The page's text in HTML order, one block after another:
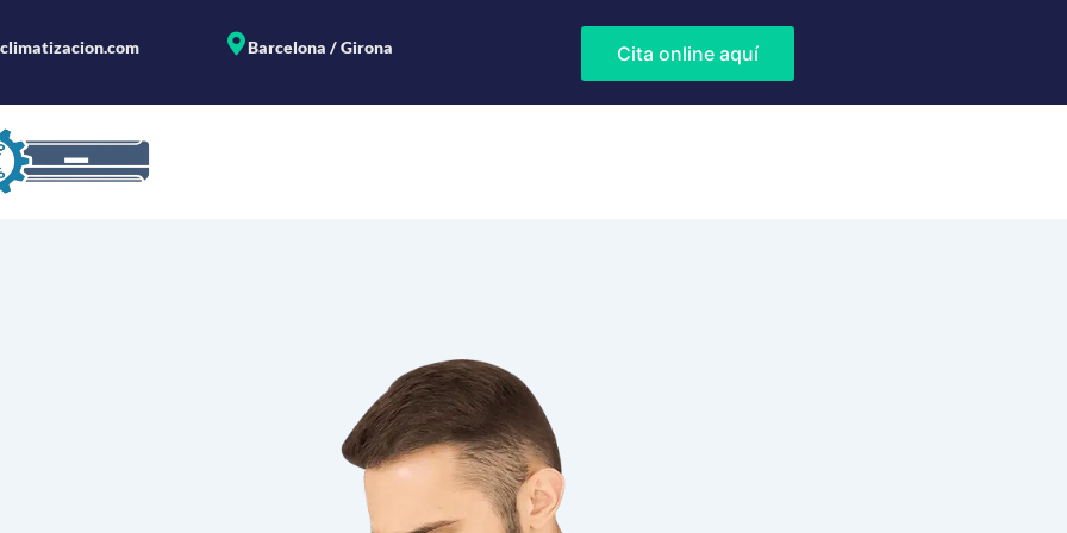
Barcelona / Girona Cita online aquí